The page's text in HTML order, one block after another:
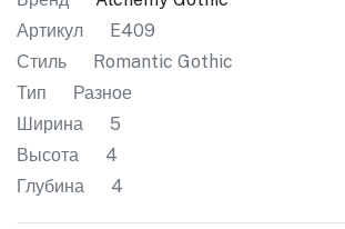
Артикул
E409
Стиль
Romantic Gothic
Тип
Разное
Ширина
5
Высота
4
Глубина
4